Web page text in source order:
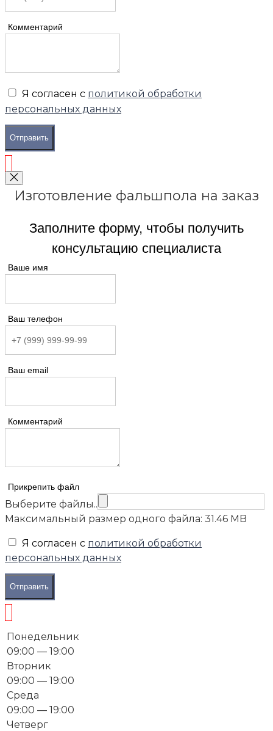
Комментарий
Я согласен с политикой обработки
персональных данных
Отправить
Изготовление фальшпола на заказ
Заполните форму, чтобы получить
консультацию специалиста
Ваше имя
Ваш телефон
Ваш email
Комментарий
Прикрепить файл
Выберите файлы..
Максимальный размер одного файла: 31.46 MB
Я согласен с политикой обработки
персональных данных
Отправить
Понедельник
09:00 — 19:00
Вторник
09:00 — 19:00
Среда
09:00 — 19:00
Четверг